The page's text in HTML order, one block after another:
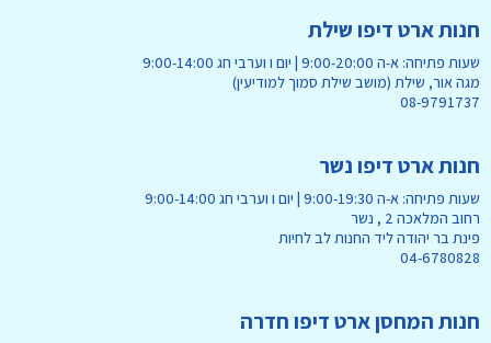
חנות ארט דיפו שילת
שעות פתיחה: א-ה 9:00-20:00 | יום ו וערבי חג 9:00-14:00
מגה אור, שילת (מושב שילת סמוך למודיעין)
08-9791737
חנות ארט דיפו נשר
שעות פתיחה: א-ה 9:00-19:30 | יום ו וערבי חג 9:00-14:00
רחוב המלאכה 2 , נשר
פינת בר יהודה ליד החנות לב לחיות
04-6780828
חנות המחסן ארט דיפו חדרה